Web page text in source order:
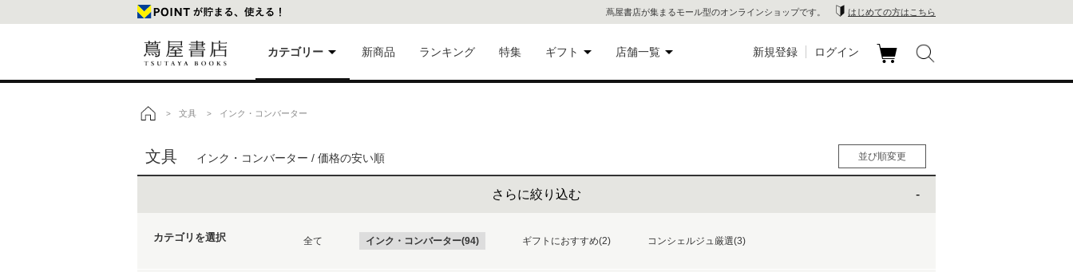
蔦屋書店が集まるモール型のオンラインショップです。 はじめての方はこちら
カテゴリー
本
新商品 ランキング 特集 ギフト 店舗一覧
銀座 蔦屋
新規登録 ログイン
> 文具 > インク・コンバーター
文具 インク・コンバーター / 価格の安い順
さらに絞り込む
カテゴリを選択 全て インク・コンバーター(94) ギフトにおすすめ(2) コンシェルジュ厳選(3)
並び順変更
人気順